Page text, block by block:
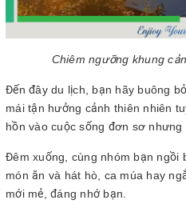
Chiêm ngưỡng khung
Đến đây du lịch, bạn hãy buông
mái tận hưởng cảnh thiên nhiên
hồn vào cuộc sống đơn sơ nhưng
Đêm xuống, cùng nhóm bạn ngồi
món ăn và hát hò, ca múa hay
mới mẻ, đáng nhớ bạn.